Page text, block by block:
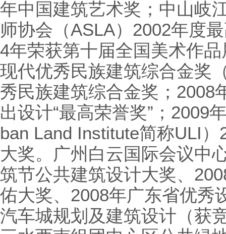
年中国建筑艺术奖；中山岐
师协会（ASLA）2002年度
4年荣获第十届全国美术作
现代优秀民族建筑综合金奖
秀民族建筑综合金奖；2008
出设计“最高荣誉奖”；2009
ban Land Institute简称ULI
大奖。广州白云国际会议中
筑节公共建筑设计大奖、
佑大奖、2008年广东省优秀
汽车城规划及建筑设计（获